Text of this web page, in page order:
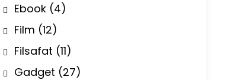
Ebook (4)
Film (12)
Filsafat (11)
Gadget (27)